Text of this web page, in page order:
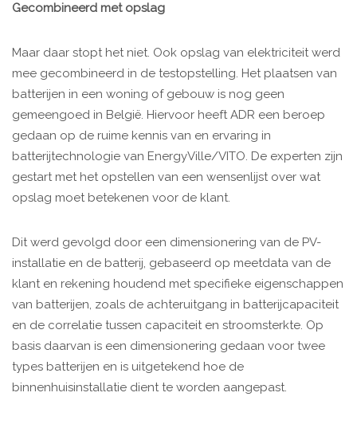
Gecombineerd met opslag
Maar daar stopt het niet. Ook opslag van elektriciteit werd
mee gecombineerd in de testopstelling. Het plaatsen van
batterijen in een woning of gebouw is nog geen
gemeengoed in België. Hiervoor heeft ADR een beroep
gedaan op de ruime kennis van en ervaring in
batterijtechnologie van EnergyVille/VITO. De experten zijn
gestart met het opstellen van een wensenlijst over wat
opslag moet betekenen voor de klant.
Dit werd gevolgd door een dimensionering van de PV-
installatie en de batterij, gebaseerd op meetdata van de
klant en rekening houdend met specifieke eigenschappen
van batterijen, zoals de achteruitgang in batterijcapaciteit
en de correlatie tussen capaciteit en stroomsterkte. Op
basis daarvan is een dimensionering gedaan voor twee
types batterijen en is uitgetekend hoe de
binnenhuisinstallatie dient te worden aangepast.